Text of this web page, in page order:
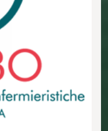
registrate negli
sanitario in
l’Ordine […]